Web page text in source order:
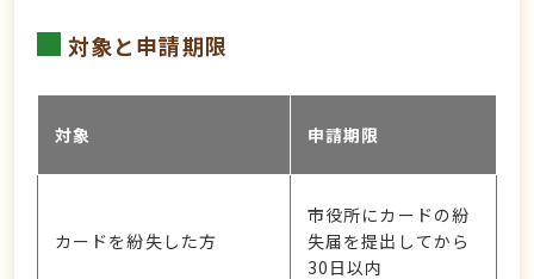
対象と申請期限
対象 申請期限
カードを紛失した方
市役所にカードの紛
失届を提出してから
30日以内